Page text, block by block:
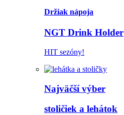
Držiak nápoja
NGT Drink Holder
HIT sezóny!
Najväčší výber
stoličiek a lehátok